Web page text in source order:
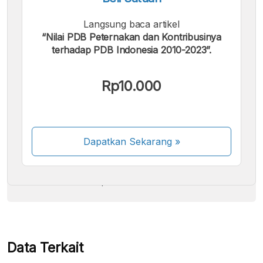
Langsung baca artikel
“Nilai PDB Peternakan dan Kontribusinya
terhadap PDB Indonesia 2010-2023”.
Rp10.000
Dapatkan Sekarang»
Kami menerima pembayaran berikut:
Beberapa metode pembayaran masih dalam
Data Terkait